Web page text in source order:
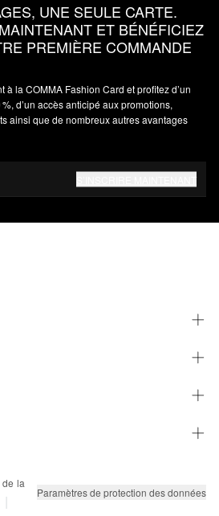
UNE SEULE CARTE.
ET BÉNÉFICIEZ
PREMIÈRE COMMANDE
à la COMMA Fashion Card et profitez d’un
d’un accès anticipé aux promotions,
ainsi que de nombreux autres avantages
la
| Paramètres de protection des données